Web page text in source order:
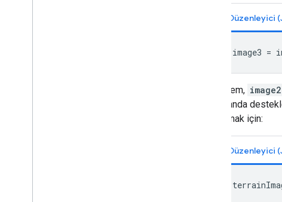
image3 =
Bu yöntem, image2
için şu anda
oluşturmak için: